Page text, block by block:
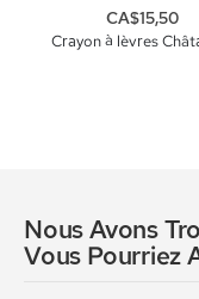
Crayon à lèvres
CA$15,50
Nous Avons
Vous Pourriez